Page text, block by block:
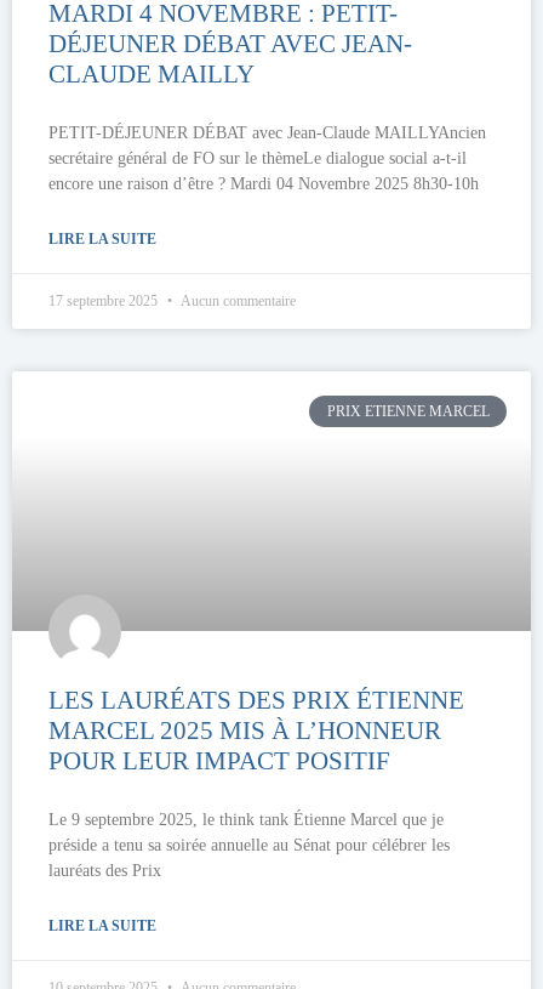
MARDI 4 NOVEMBRE : PETIT-
DÉJEUNER DÉBAT AVEC JEAN-
CLAUDE MAILLY
PETIT-DÉJEUNER DÉBAT avec Jean-Claude MAILLYAncien
secrétaire général de FO sur le thèmeLe dialogue social a-t-il
encore une raison d’être ? Mardi 04 Novembre 2025 8h30-10h
LIRE LA SUITE
17 septembre 2025 Aucun commentaire
PRIX ETIENNE MARCEL
LES LAURÉATS DES PRIX ÉTIENNE
MARCEL 2025 MIS À L’HONNEUR
POUR LEUR IMPACT POSITIF
Le 9 septembre 2025, le think tank Étienne Marcel que je
préside a tenu sa soirée annuelle au Sénat pour célébrer les
lauréats des Prix
LIRE LA SUITE